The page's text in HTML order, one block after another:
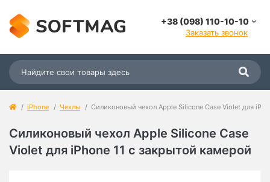
+38 (098) 110-10-10
Заказать звонок
iPhone Чехлы Силиконовый чехол Apple Silicone Case Violet для
Силиконовый чехол Apple Silicone Case
Violet для iPhone 11 с закрытой камерой